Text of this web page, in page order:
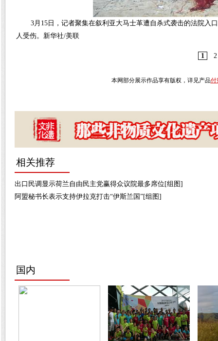
3月15日，记者聚集在叙利亚大马士革遭自杀式袭击的法院入
人受伤。新华社/美联
1 2
本网部分展示作品享有版权，详见产品付
相关推荐
出口民调显示荷兰自由民主党赢得众议院最多席位[组图]
阿盟秘书长表示支持伊拉克打击“伊斯兰国”[组图]